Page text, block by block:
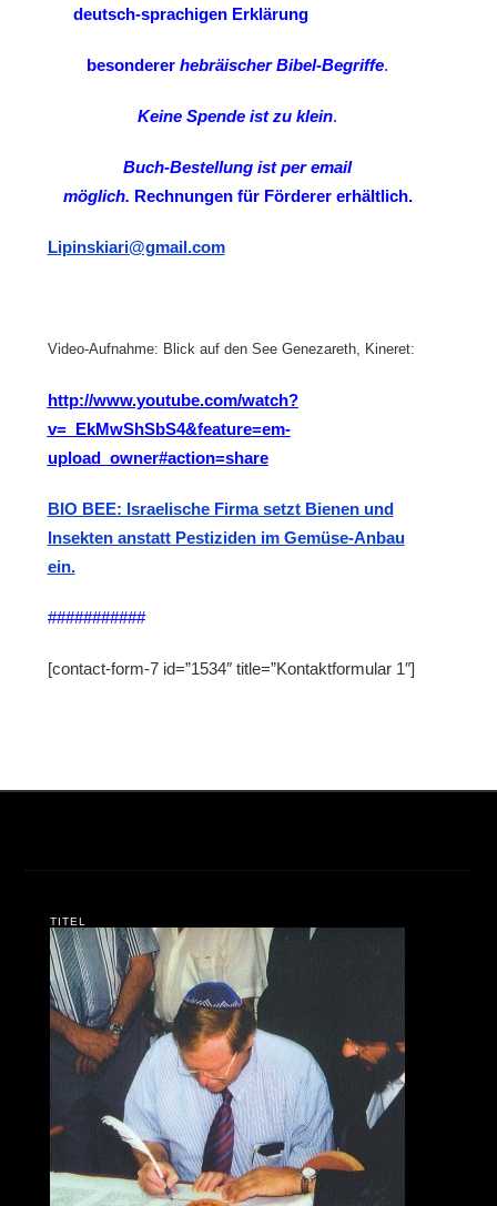
deutsch-sprachigen Erklärung
besonderer hebräischer Bibel-Begriffe.
Keine Spende ist zu klein.
Buch-Bestellung ist per email
möglich. Rechnungen für Förderer erhältlich.
Lipinskiari@gmail.com
Video-Aufnahme: Blick auf den See Genezareth, Kineret:
http://www.youtube.com/watch?
v=_EkMwShSbS4&feature=em-
upload_owner#action=share
BIO BEE: Israelische Firma setzt Bienen und
Insekten anstatt Pestiziden im Gemüse-Anbau
ein.
###########
[contact-form-7 id=”1534″ title=”Kontaktformular 1″]
TITEL